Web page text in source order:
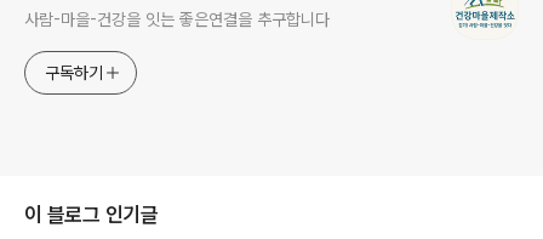
사람-마을-건강을 잇는 좋은연결을 추구합니다
구독하기
이 블로그 인기글